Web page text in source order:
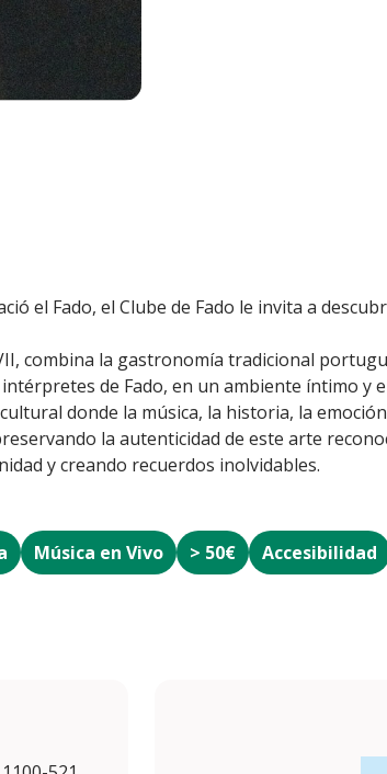
el Fado, el Clube de Fado le invita a
combina la gastronomía tradicional
de Fado, en un ambiente íntimo y
donde la música, la historia, la
la autenticidad de este arte
y creando recuerdos inolvidables.
Música en Vivo > 50€ Accesibilidad